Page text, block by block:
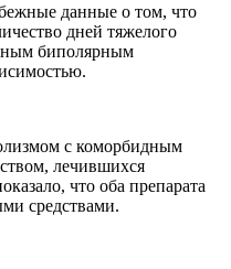
данные о том, что
дней тяжелого
биполярным
с коморбидным
лечившихся
что оба препарата
средствами.